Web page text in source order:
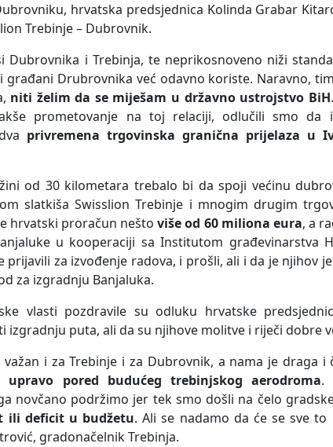
hrvatska predsjednica Kolinda Grabar
Trebinje – Dubrovnik.
Dubrovnika i Trebinja, te neprikosnoveno niži
građani Drubrovnika već odavno koriste. Naravno,
niti želim da se miješam u državno ustrojstvo BiH
prometovanje na toj relaciji, odlučili smo da
privremena trgovinska granična prijelaza u
od 30 kilometara trebalo bi da spoji većinu
slatkiša Swisslion Trebinje i mnogim drugim
hrvatski proračun neštoviše od 60 miliona eura, a
u kooperaciji sa Institutom građevinarstva
prijavili za izvođenje radova, i prošli, ali i da je njihov
za izgradnju Banjaluka.
vlasti pozdravile su odluku hrvatske
izgradnju puta, ali da su njihove molitve i riječi dobre
i za Trebinje i za Dubrovnik, a nama je draga i
upravo pored budućeg trebinjskog aerodroma.
novčano podržimo jer tek smo došli na čelo
ili deficit u budžetu. Ali se nadamo da će se sve to
gradonačelnik Trebinja.